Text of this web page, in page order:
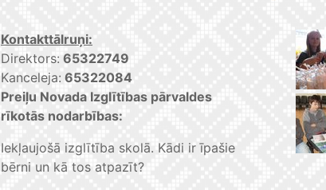
Kontakttālruņi:
Direktors: 65322749
Kanceleja: 65322084
Preiļu Novada Izglītības pārvaldes
rīkotās nodarbības:
Iekļaujošā izglītība skolā. Kādi ir īpašie
bērni un kā tos atpazīt?